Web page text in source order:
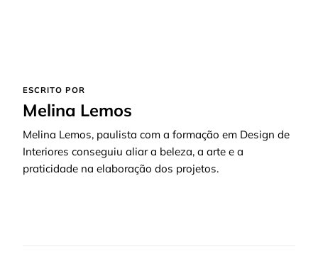
ESCRITO POR
Melina Lemos
Melina Lemos, paulista com a formação em Design de
Interiores conseguiu aliar a beleza, a arte e a
praticidade na elaboração dos projetos.